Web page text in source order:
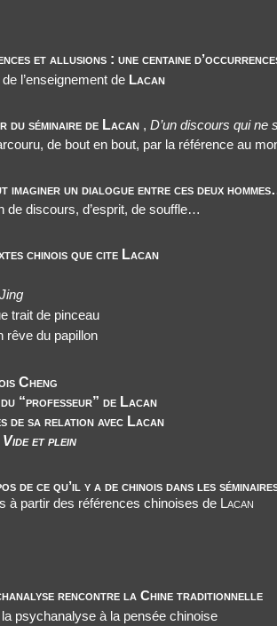
et allusions : une centaine
l’enseignement de Lacan
du séminaire de Lacan , D’un discours qui ne
de bout en bout, par la référence au
imaginer un dialogue entre ces deux
de discours, d’esprit, de souffle…
chinois que cite Lacan
trait de pinceau
rêve du papillon
Cheng
de Lacan
avec Lacan
Vide et plein
de ce qu’il y a de chinois dans les
à partir des références chinoises de Lacan
rencontre la Chine traditionnelle
psychanalyse à la pensée chinoise